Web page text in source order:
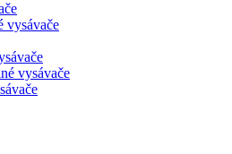
vysávače
vysávače